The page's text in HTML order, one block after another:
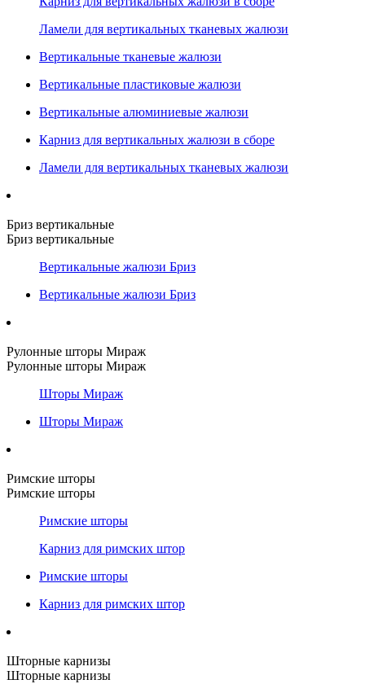
Ламели для вертикальных тканевых жалюзи
Вертикальные тканевые жалюзи
Вертикальные пластиковые жалюзи
Вертикальные алюминиевые жалюзи
Карниз для вертикальных жалюзи в сборе
Ламели для вертикальных тканевых жалюзи
Бриз вертикальные
Бриз вертикальные
Вертикальные жалюзи Бриз
Вертикальные жалюзи Бриз
Рулонные шторы Мираж
Рулонные шторы Мираж
Шторы Мираж
Шторы Мираж
Римские шторы
Римские шторы
Римские шторы
Карниз для римских штор
Римские шторы
Карниз для римских штор
Шторные карнизы
Шторные карнизы